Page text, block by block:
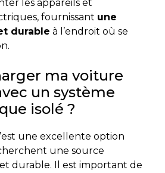
les appareils et
fournissant une
durable à l’endroit où se
ma voiture
un système
isolé ?
une excellente option
une source
durable. Il est important de